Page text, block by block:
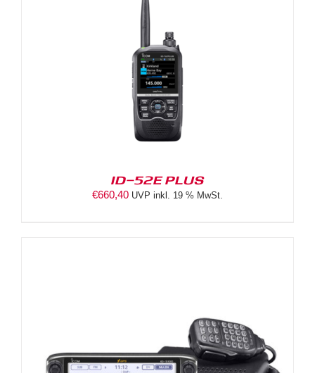
ID-52E PLUS
€660,40 UVP inkl. 19 % MwSt.